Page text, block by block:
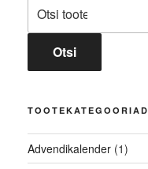
Otsi
TOOTEKATEGOORIAD
Advendikalender (1)